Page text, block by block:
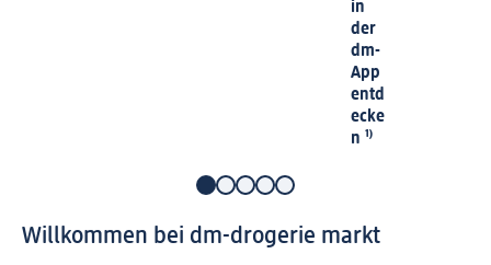
in
der
dm-
App
entd
ecke
n ¹⁾
Willkommen bei dm-drogerie markt